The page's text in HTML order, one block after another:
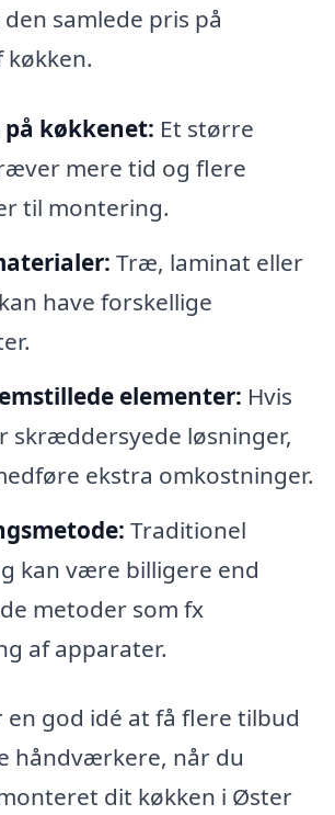
samlede pris på
på køkkenet: Et større
mere tid og flere
til montering.
Træ, laminat eller
have forskellige
elementer: Hvis
skræddersyede løsninger,
ekstra omkostninger.
Traditionel
kan være billigere end
metoder som fx
af apparater.
en god idé at få flere tilbud
håndværkere, når du
dit køkken i Øster